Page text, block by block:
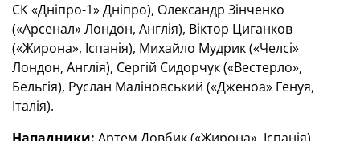
СК «Дніпро-1» Дніпро), Олександр Зінченко
(«Арсенал» Лондон, Англія), Віктор Циганков
(«Жирона», Іспанія), Михайло Мудрик («Челсі»
Лондон, Англія), Сергій Сидорчук («Вестерло»,
Бельгія), Руслан Маліновський («Дженоа» Генуя,
Італія).